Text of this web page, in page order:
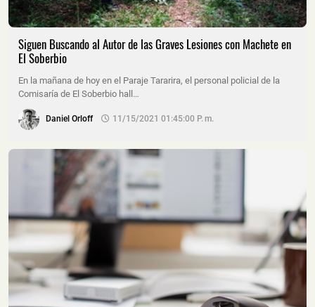
Siguen Buscando al Autor de las Graves Lesiones con Machete en
El Soberbio
En la mañana de hoy en el Paraje Tararira, el personal policial de la
Comisaría de El Soberbio hall…
Daniel Orloff 11/15/2021 01:45:00 P. M.